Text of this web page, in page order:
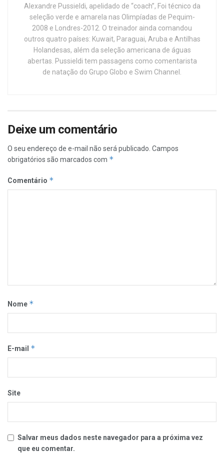
Alexandre Pussieldi, apelidado de “coach”, Foi técnico da
seleção verde e amarela nas Olimpíadas de Pequim-
2008 e Londres-2012. O treinador ainda comandou
outros quatro países: Kuwait, Paraguai, Aruba e Antilhas
Holandesas, além da seleção americana de águas
abertas. Pussieldi tem passagens como comentarista
de natação do Grupo Globo e Swim Channel.
Deixe um comentário
O seu endereço de e-mail não será publicado. Campos
obrigatórios são marcados com *
Comentário *
Nome *
E-mail *
Site
Salvar meus dados neste navegador para a próxima vez
que eu comentar.